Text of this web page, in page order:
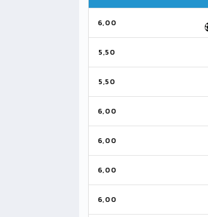
6,00
5,50
5,50
6,00
6,00
6,00
6,00